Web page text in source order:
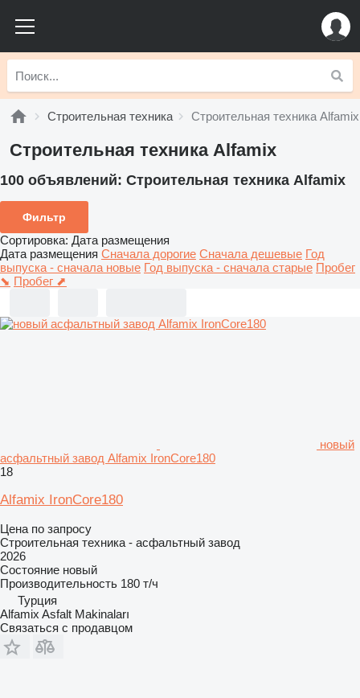
Строительная техника Строительная техника Alfamix
Строительная техника Alfamix
100 объявлений: Строительная техника Alfamix
Фильтр
Сортировка: Дата размещения
Дата размещения Сначала дорогие Сначала дешевые Год
выпуска - сначала новые Год выпуска - сначала старые Пробег
⬊ Пробег ⬈
новый
асфальтный завод Alfamix IronCore180
18
Alfamix IronCore180
Цена по запросу
Строительная техника - асфальтный завод
2026
Состояние новый
Производительность 180 т/ч
Турция
Alfamix Asfalt Makinaları
Связаться с продавцом